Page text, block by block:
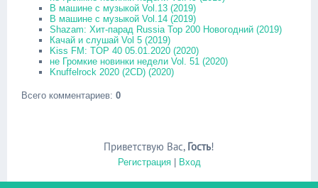
В машине с музыкой Vol.13 (2019)
В машине с музыкой Vol.14 (2019)
Shazam: Хит-парад Russia Top 200 Новогодний (2019)
Качай и слушай Vol 5 (2019)
Kiss FM: TOP 40 05.01.2020 (2020)
не Громкие новинки недели Vol. 51 (2020)
Knuffelrock 2020 (2CD) (2020)
Всего комментариев: 0
Приветствую Вас, Гость!
Регистрация| Вход